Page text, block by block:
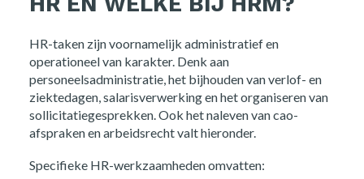
HR-taken zijn voornamelijk administratief en
operationeel van karakter. Denk aan
personeelsadministratie, het bijhouden van verlof- en
ziektedagen, salarisverwerking en het organiseren van
sollicitatiegesprekken. Ook het naleven van cao-
afspraken en arbeidsrecht valt hieronder.
Specifieke HR-werkzaamheden omvatten: